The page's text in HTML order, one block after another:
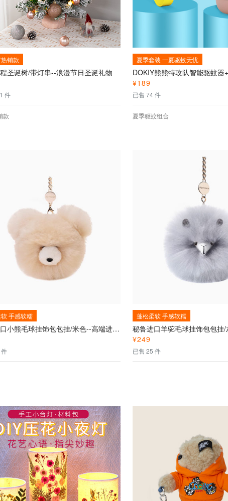
销款
圣诞树/带灯串--浪漫节日圣诞礼物
件
款
夏季套装 一夏驱蚊无忧
¥189
已售 74 件
夏季驱蚊组合
手感软糯
秘鲁进口小熊毛球挂饰包包挂/米色--高端进口秘鲁羊驼毛萌宠礼物、纯手工制作、超柔触感
蓬松柔软 手感软糯
¥249
已售 25 件